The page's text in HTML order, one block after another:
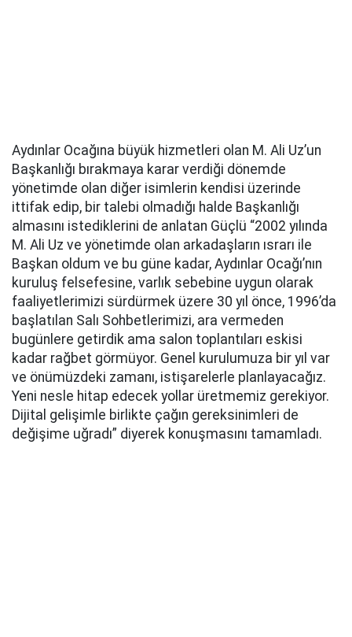
Aydınlar Ocağına büyük hizmetleri olan M. Ali Uz’un
Başkanlığı bırakmaya karar verdiği dönemde
yönetimde olan diğer isimlerin kendisi üzerinde
ittifak edip, bir talebi olmadığı halde Başkanlığı
almasını istediklerini de anlatan Güçlü “2002 yılında
M. Ali Uz ve yönetimde olan arkadaşların ısrarı ile
Başkan oldum ve bu güne kadar, Aydınlar Ocağı’nın
kuruluş felsefesine, varlık sebebine uygun olarak
faaliyetlerimizi sürdürmek üzere 30 yıl önce, 1996’da
başlatılan Salı Sohbetlerimizi, ara vermeden
bugünlere getirdik ama salon toplantıları eskisi
kadar rağbet görmüyor. Genel kurulumuza bir yıl var
ve önümüzdeki zamanı, istişarelerle planlayacağız.
Yeni nesle hitap edecek yollar üretmemiz gerekiyor.
Dijital gelişimle birlikte çağın gereksinimleri de
değişime uğradı” diyerek konuşmasını tamamladı.